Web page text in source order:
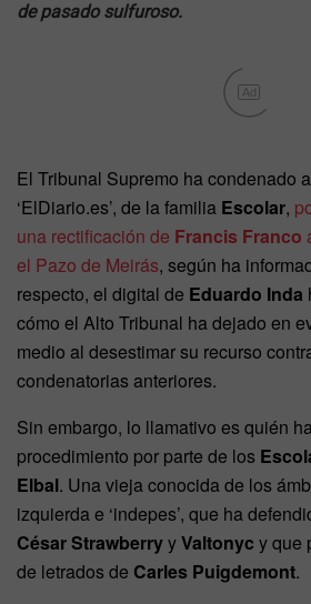
de pasado sulfuroso.
Ad
El Tribunal Supremo ha condenado
‘ElDiario.es’, de la familia Escolar,
una rectificación de Francis Franco
el Pazo de Meirás, según ha
respecto, el digital de Eduardo Inda
cómo el Alto Tribunal ha dejado en
medio al desestimar su recurso
condenatorias anteriores.
Sin embargo, lo llamativo es quién
procedimiento por parte de los
Elbal. Una vieja conocida de los
izquierda e ‘indepes’, que ha
César StrawberryyValtonyc y que
de letrados de Carles Puigdemont.